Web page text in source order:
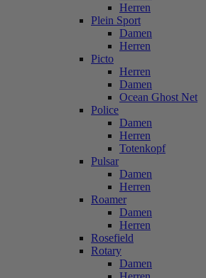
Herren
Plein Sport
Damen
Herren
Picto
Herren
Damen
Ocean Ghost Net
Police
Damen
Herren
Totenkopf
Pulsar
Damen
Herren
Roamer
Damen
Herren
Rosefield
Rotary
Damen